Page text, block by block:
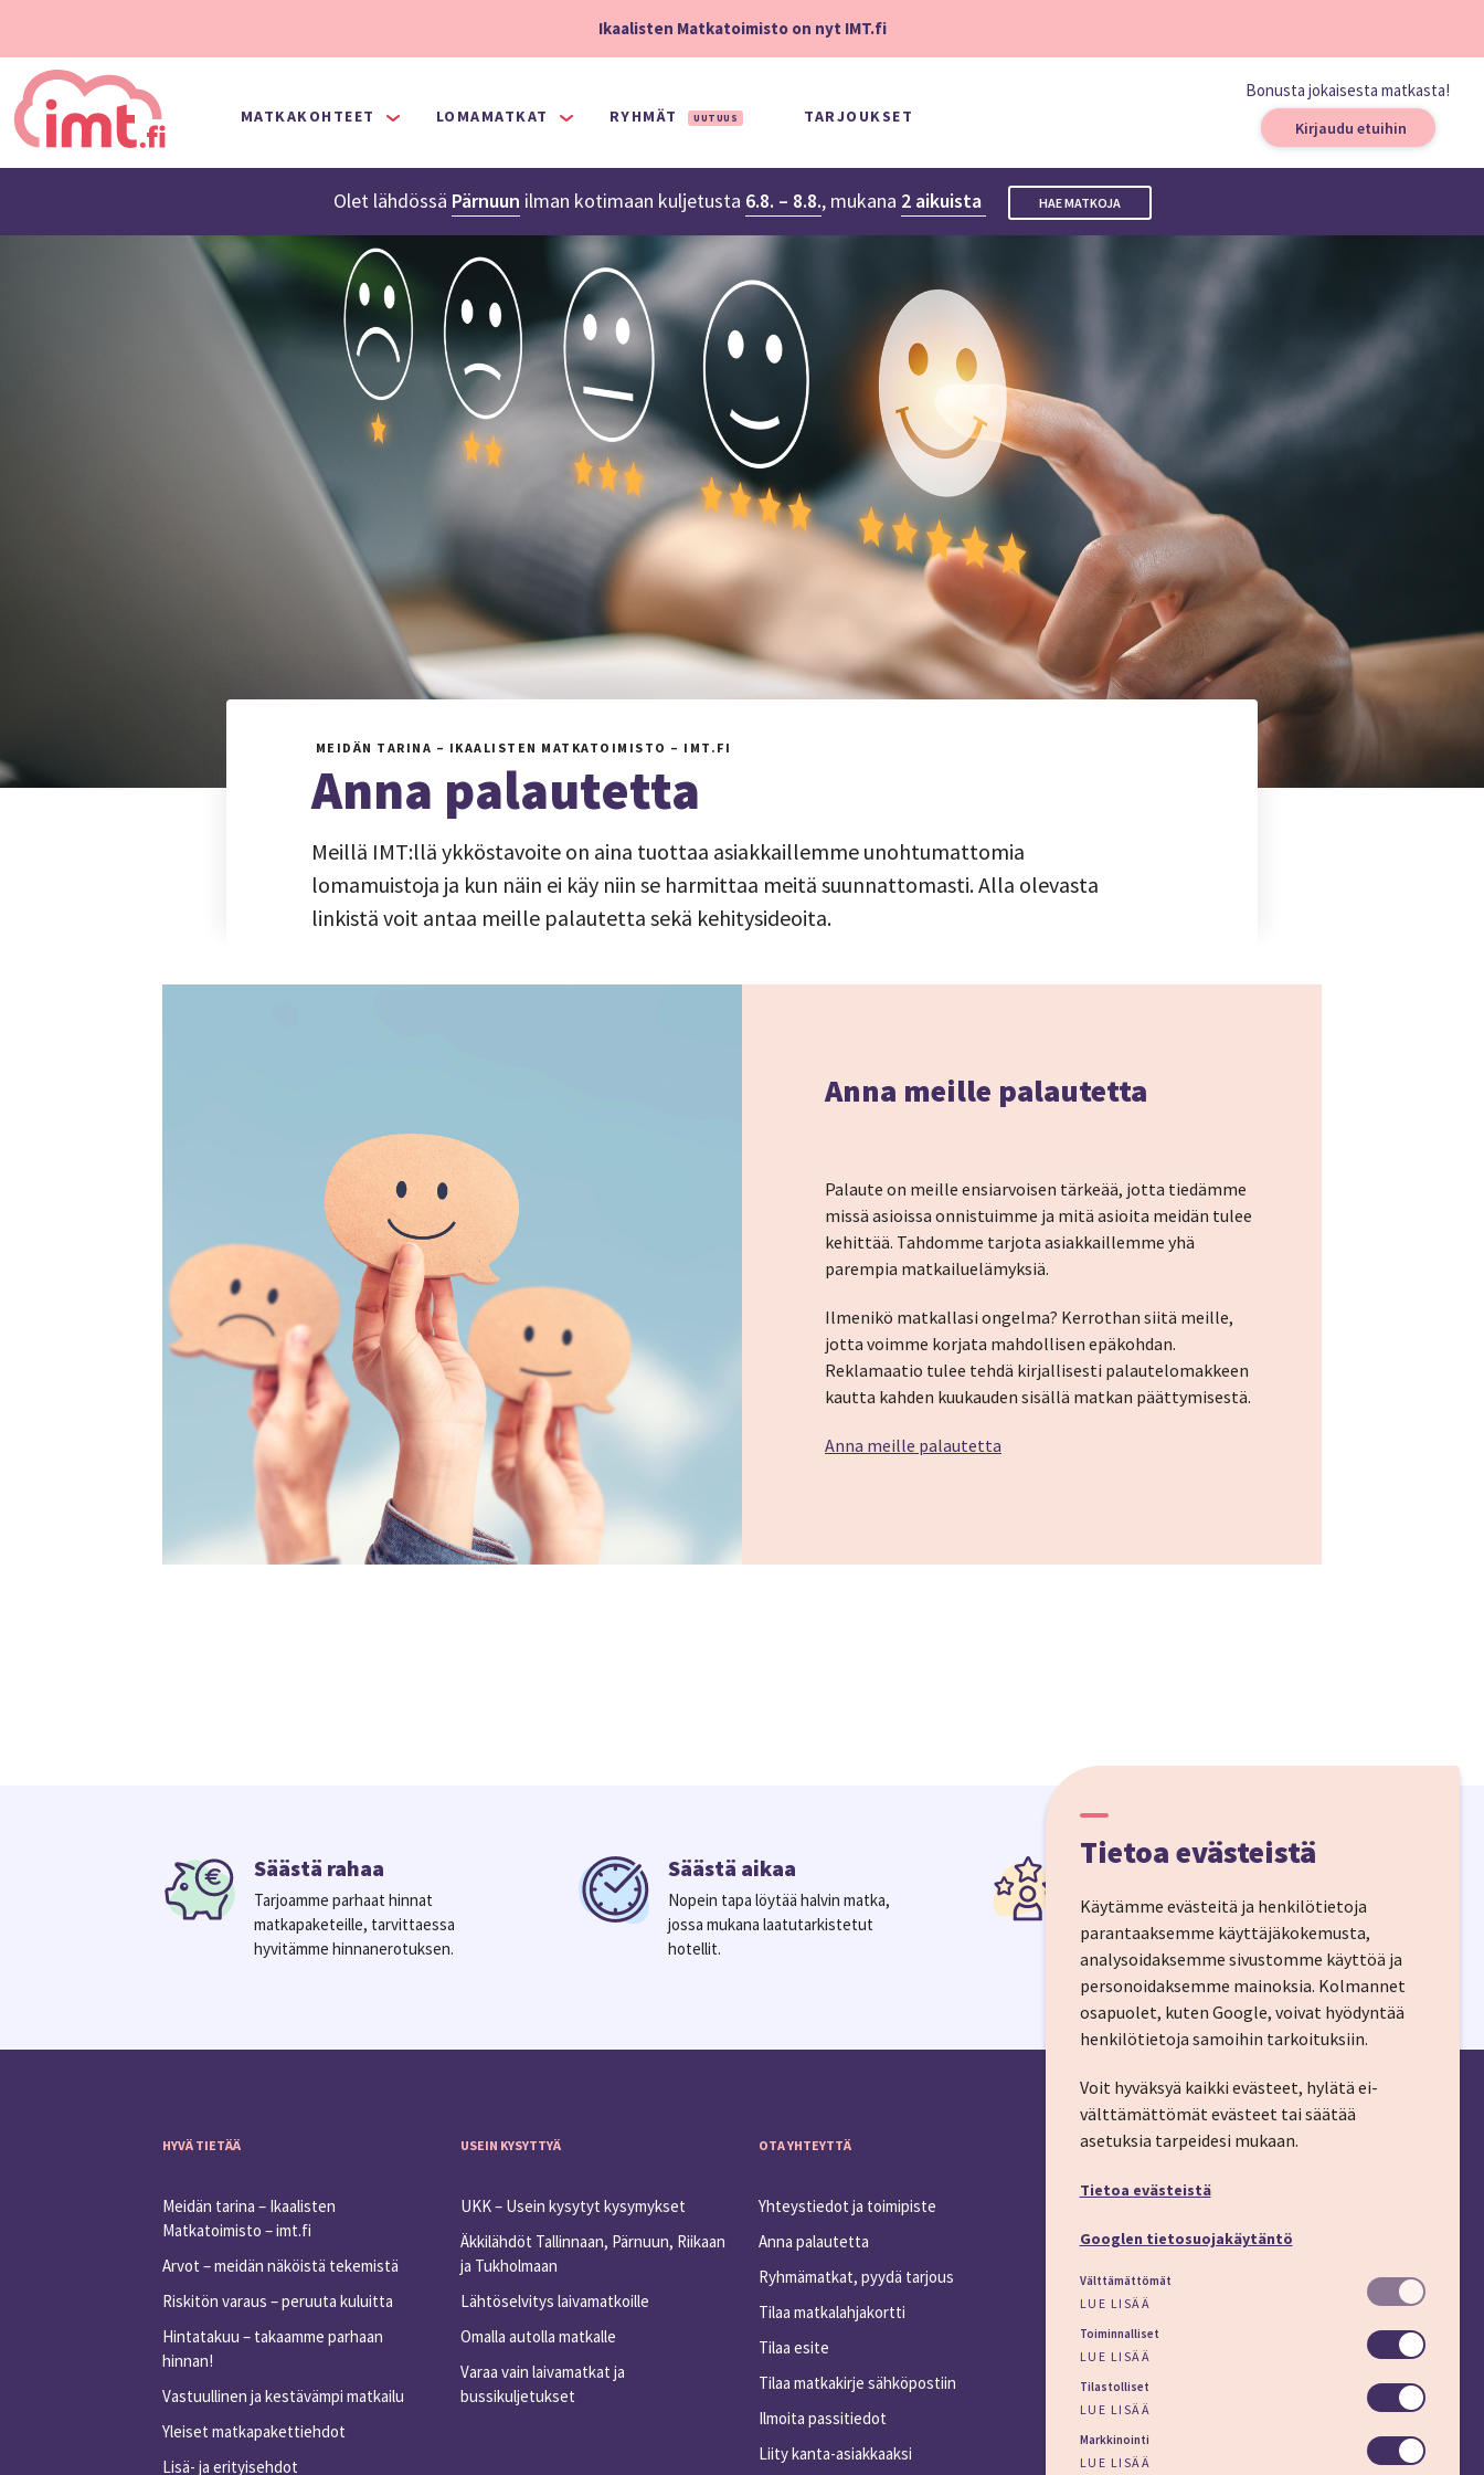
Ikaalisten Matkatoimisto on nyt IMT.fi
MATKAKOHTEET LOMAMATKAT RYHMÄT UUTUUS TARJOUKSET
Bonusta jokaisesta matkasta!
Kirjaudu etuihin
Olet lähdössä Pärnuun ilman kotimaan kuljetusta 6.8. – 8.8., mukana 2 aikuista HAE MATKOJA
MEIDÄN TARINA – IKAALISTEN MATKATOIMISTO – IMT.FI
Anna palautetta
Meillä IMT:llä ykköstavoite on aina tuottaa asiakkaillemme unohtumattomia
lomamuistoja ja kun näin ei käy niin se harmittaa meitä suunnattomasti. Alla olevasta
linkistä voit antaa meille palautetta sekä kehitysideoita.
Anna meille palautetta
Palaute on meille ensiarvoisen tärkeää, jotta tiedämme
missä asioissa onnistuimme ja mitä asioita meidän tulee
kehittää. Tahdomme tarjota asiakkaillemme yhä
parempia matkailuelämyksiä.
Ilmenikö matkallasi ongelma? Kerrothan siitä meille,
jotta voimme korjata mahdollisen epäkohdan.
Reklamaatio tulee tehdä kirjallisesti palautelomakkeen
kautta kahden kuukauden sisällä matkan päättymisestä.
Anna meille palautetta
Säästä rahaa
Tarjoamme parhaat hinnat
matkapaketeille, tarvittaessa
hyvitämme hinnanerotuksen.
Säästä aikaa
Nopein tapa löytää halvin matka,
jossa mukana laatutarkistetut
hotellit.
Säästä hermoja
Koko matkapaketti yhdellä
ostoksella, 24/7 asiakaspalvelu ja
matkapakettilain suoja.
HYVÄ TIETÄÄ
Meidän tarina – Ikaalisten
Matkatoimisto – imt.fi
Arvot – meidän näköistä tekemistä
Riskitön varaus – peruuta kuluitta
Hintatakuu – takaamme parhaan
hinnan!
Vastuullinen ja kestävämpi matkailu
Yleiset matkapakettiehdot
Lisä- ja erityisehdot
USEIN KYSYTTYÄ
UKK – Usein kysytyt kysymykset
Äkkilähdöt Tallinnaan, Pärnuun, Riikaan
ja Tukholmaan
Lähtöselvitys laivamatkoille
Omalla autolla matkalle
Varaa vain laivamatkat ja
bussikuljetukset
OTA YHTEYTTÄ
Yhteystiedot ja toimipiste
Anna palautetta
Ryhmämatkat, pyydä tarjous
Tilaa matkalahjakortti
Tilaa esite
Tilaa matkakirje sähköpostiin
Ilmoita passitiedot
Liity kanta-asiakkaaksi
YHTEYSTIEDOT
Lisäapua: apu.imt.fi
LÖYDÄT MEIDÄT MYÖS
Evästeasetukset
Tietoa evästeistä
Käytämme evästeitä ja henkilötietoja
parantaaksemme käyttäjäkokemusta,
analysoidaksemme sivustomme käyttöä ja
personoidaksemme mainoksia. Kolmannet
osapuolet, kuten Google, voivat hyödyntää
henkilötietoja samoihin tarkoituksiin.
Voit hyväksyä kaikki evästeet, hylätä ei-
välttämättömät evästeet tai säätää
asetuksia tarpeidesi mukaan.
Tietoa evästeistä
Googlen tietosuojakäytäntö
Välttämättömät
LUE LISÄÄ
Toiminnalliset
LUE LISÄÄ
Tilastolliset
LUE LISÄÄ
Markkinointi
LUE LISÄÄ